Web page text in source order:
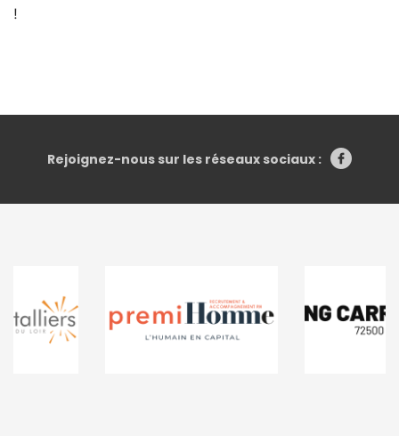
!
Rejoignez-nous sur les réseaux sociaux :